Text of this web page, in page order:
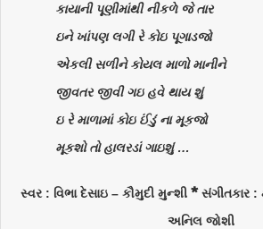
કાયાની પૂણીમાંથી નીકળે જે તાર
ઇને ખાંપણ લગી રે કોઇ પૂગાડજો
એકલી સળીને કોયલ માળો માનીને
જીવતર જીવી ગઇ હવે થાય શું
ઇ રે માળામાં કોઇ ઈંડું ના મૂકજો
મૂકશો તો હાલરડાં ગાઇશું …
સ્વર : વિભા દેસાઇ – કૌમુદી મુન્શી *સંગીતકાર :
અનિલ જોશી